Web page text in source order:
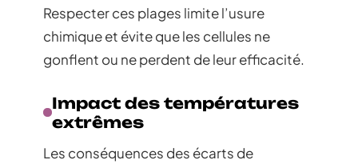
Respecter ces plages limite l’usure
chimique et évite que les cellules ne
gonflent ou ne perdent de leur efficacité.
Impact des températures
extrêmes
Les conséquences des écarts de